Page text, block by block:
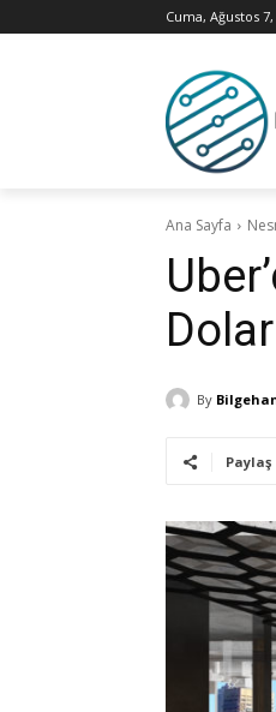
Cuma, Ağustos 7,
Ana Sayfa
By
Paylaş